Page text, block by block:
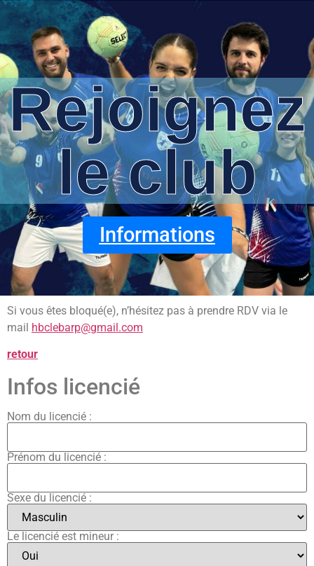
Rejoignez
le club
Informations
Si vous êtes bloqué(e), n’hésitez pas à prendre RDV via le
mail hbclebarp@gmail.com
retour
Infos licencié
Nom du licencié :
Prénom du licencié :
Sexe du licencié :
Le licencié est mineur :